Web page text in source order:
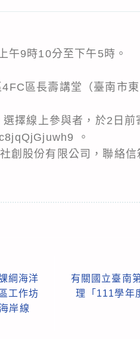
午9時10分至下午5時。
區長壽講堂（臺南市
擇線上參與者，於2日前
。
創股份有限公司，聯絡
綱海洋
工作坊
岸線
有關國立臺南
理「111學年